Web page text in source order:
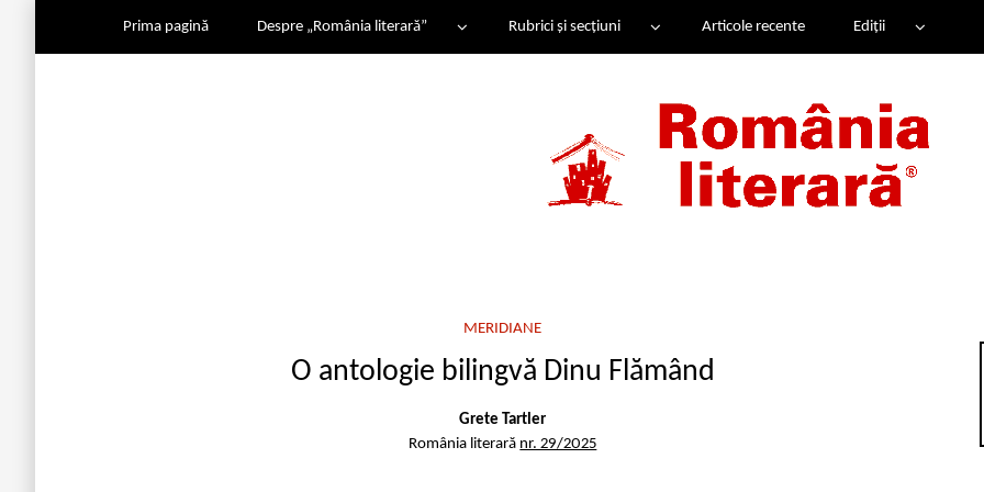
Prima pagină Despre „România literară” Rubrici și secțiuni Articole recente Ediții
MERIDIANE
O antologie bilingvă Dinu Flămând
Grete Tartler
România literară nr. 29/2025